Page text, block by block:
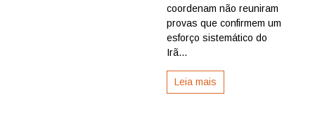
armas
nucleares
coordenam não reuniram
provas que confirmem um
esforço sistemático do
Irã...
Leia mais